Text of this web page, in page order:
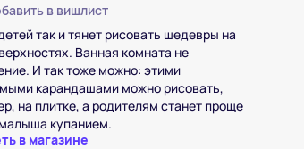
в вишлист
так и тянет рисовать шедевры на
Ванная комната не
И так тоже можно: этими
карандашами можно рисовать,
на плитке, а родителям станет проще
купанием.
в магазине